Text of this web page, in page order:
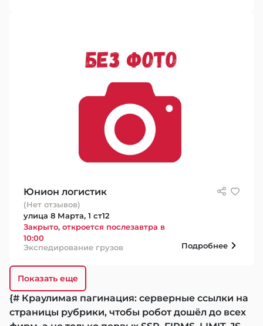
Юнион логистик
(Нет отзывов)
улица 8 Марта, 1 ст12
Закрыто, откроется послезавтра в
10:00
Экспедирование грузов
Подробнее
Показать еще
{# Краулимая пагинация: серверные ссылки на
страницы рубрики, чтобы робот дошёл до всех